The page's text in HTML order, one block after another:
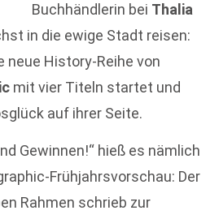
Buchhändlerin bei Thalia
in die ewige Stadt reisen:
neue History-Reihe von
mit vier Titeln startet und
auf ihrer Seite.
Gewinnen!“ hieß es nämlich
Frühjahrsvorschau: Der
Rahmen schrieb zur